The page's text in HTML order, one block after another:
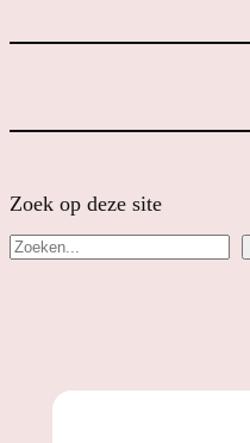
Zoek op deze site
Z